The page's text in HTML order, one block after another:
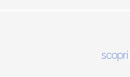
scopri